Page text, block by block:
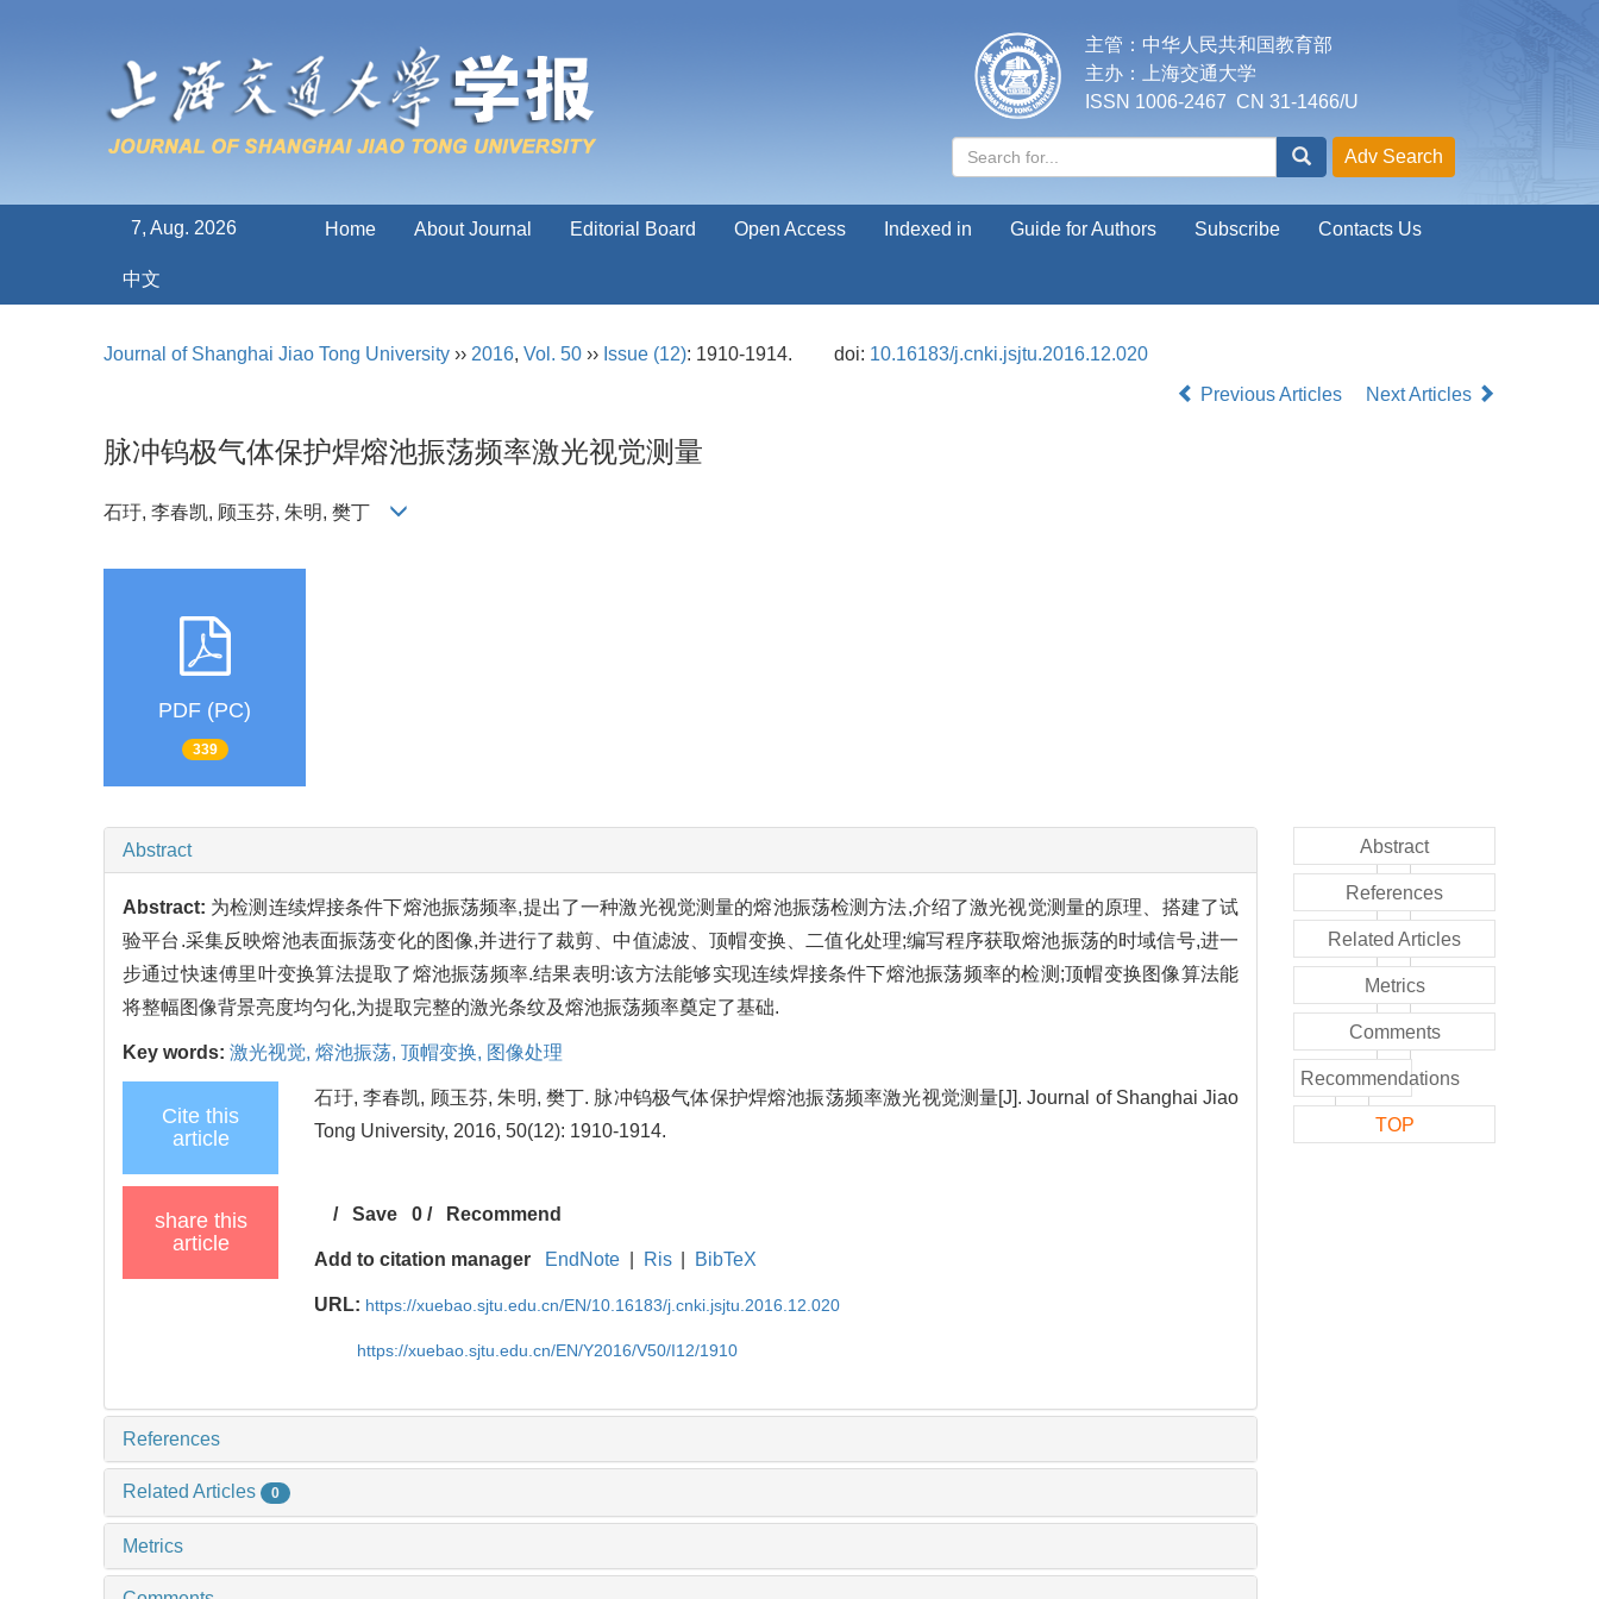
主管：中华人民共和国教育部
主办：上海交通大学
ISSN 1006-2467 CN 31-1466/U
7, Aug. 2026 Home About Journal Editorial Board Open Access Indexed in Guide for Authors Subscribe Contacts Us
中文
Journal of Shanghai Jiao Tong University ›› 2016, Vol. 50 ›› Issue (12): 1910-1914. doi: 10.16183/j.cnki.jsjtu.2016.12.020
Previous Articles
Next Articles
脉冲钨极气体保护焊熔池振荡频率激光视觉测量
石玗, 李春凯, 顾玉芬, 朱明, 樊丁
PDF (PC)
339
Abstract
Abstract: 为检测连续焊接条件下熔池振荡频率,提出了一种激光视觉测量的熔池振荡检测方法,介绍了激光视觉测量的原理、搭建了试
验平台.采集反映熔池表面振荡变化的图像,并进行了裁剪、中值滤波、顶帽变换、二值化处理;编写程序获取熔池振荡的时域信号,进一
步通过快速傅里叶变换算法提取了熔池振荡频率.结果表明:该方法能够实现连续焊接条件下熔池振荡频率的检测;顶帽变换图像算法能
将整幅图像背景亮度均匀化,为提取完整的激光条纹及熔池振荡频率奠定了基础.
Key words: 激光视觉, 熔池振荡, 顶帽变换, 图像处理
Cite this
article
石玗, 李春凯, 顾玉芬, 朱明, 樊丁. 脉冲钨极气体保护焊熔池振荡频率激光视觉测量[J]. Journal of Shanghai Jiao
Tong University, 2016, 50(12): 1910-1914.
share this
article
/Save 0 / Recommend
Add to citation manager EndNote Ris BibTeX
URL: https://xuebao.sjtu.edu.cn/EN/10.16183/j.cnki.jsjtu.2016.12.020
https://xuebao.sjtu.edu.cn/EN/Y2016/V50/I12/1910
References
Related Articles 0
Metrics
Abstract
References
Related Articles
Metrics
Comments
Recommendations
TOP